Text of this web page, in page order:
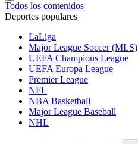
Todos los contenidos
Deportes populares
LaLiga
Major League Soccer (MLS)
UEFA Champions League
UEFA Europa League
Premier League
NFL
NBA Basketball
Major League Baseball
NHL